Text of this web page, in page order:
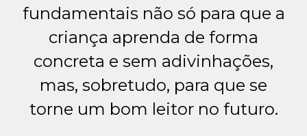
fundamentais não só para que a
criança aprenda de forma
concreta e sem adivinhações,
mas, sobretudo, para que se
torne um bom leitor no futuro.